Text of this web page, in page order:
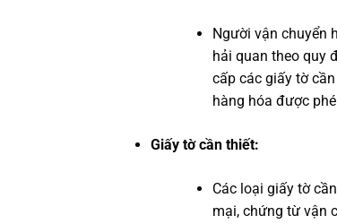
Người vận chuyển
hải quan theo quy
cấp các giấy tờ
hàng hóa được
Giấy tờ cần thiết:
Các loại giấy tờ
mại, chứng từ vận